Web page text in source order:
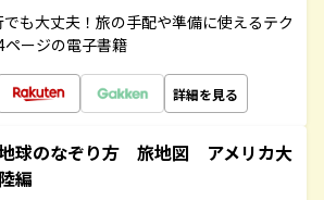
も大丈夫！旅の手配や準備に使えるテク
ージの電子書籍
詳細を見る
球のなぞり方 旅地図 アメリカ大
陸編